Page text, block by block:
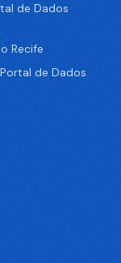
de Dados
Recife
de Dados